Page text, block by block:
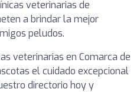
veterinarias de
a brindar la mejor
peludos.
veterinarias en Comarca de
el cuidado excepcional
directorio hoy y